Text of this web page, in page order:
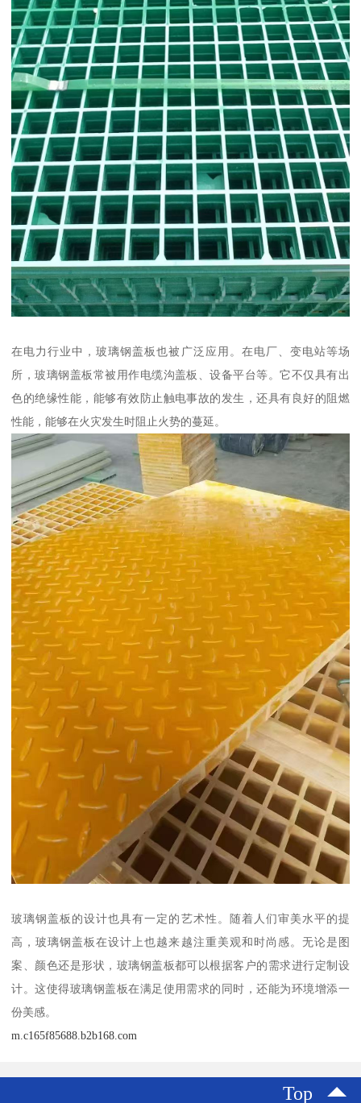
在电力行业中，玻璃钢盖板也被广泛应用。在电厂、变电站等场
所，玻璃钢盖板常被用作电缆沟盖板、设备平台等。它不仅具有出
色的绝缘性能，能够有效防止触电事故的发生，还具有良好的阻燃
性能，能够在火灾发生时阻止火势的蔓延。
玻璃钢盖板的设计也具有一定的艺术性。随着人们审美水平的提
高，玻璃钢盖板在设计上也越来越注重美观和时尚感。无论是图
案、颜色还是形状，玻璃钢盖板都可以根据客户的需求进行定制设
计。这使得玻璃钢盖板在满足使用需求的同时，还能为环境增添一
份美感。
m.c165f85688.b2b168.com
Top